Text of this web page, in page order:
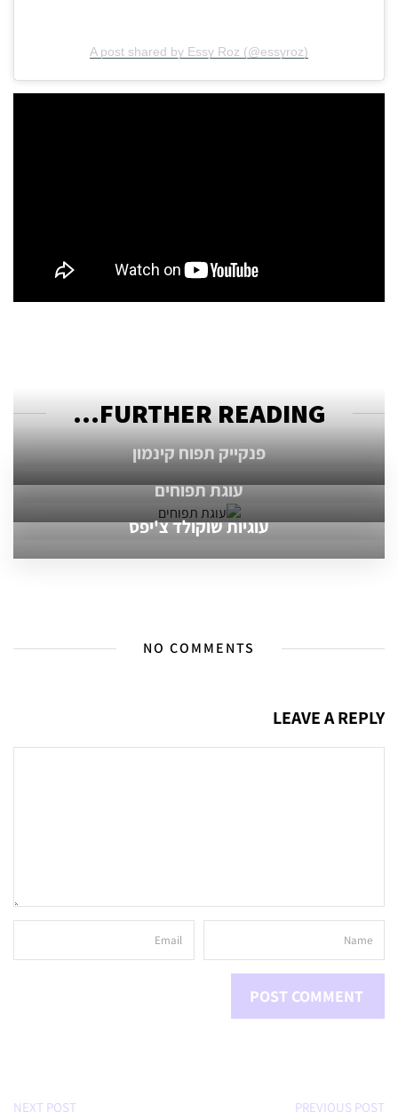
A post shared by Essy Roz (@essyroz)
FURTHER READING...
פנקייק תפוח קינמון
עוגת תפוחים
עוגיות שוקולד צ'יפס
NO COMMENTS
LEAVE A REPLY
PREVIOUS POST
NEXT POST